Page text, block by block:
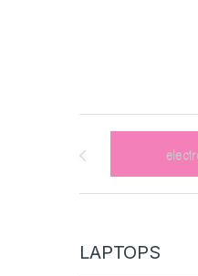
Brands Carousel
LAPTOPS